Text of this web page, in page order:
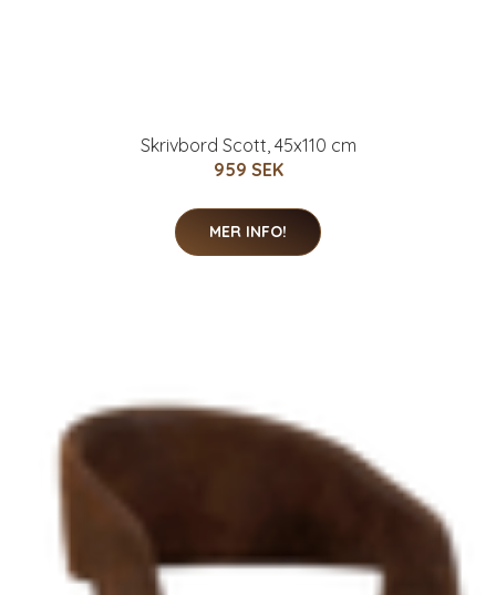
Skrivbord Scott, 45x110 cm
959 SEK
MER INFO!